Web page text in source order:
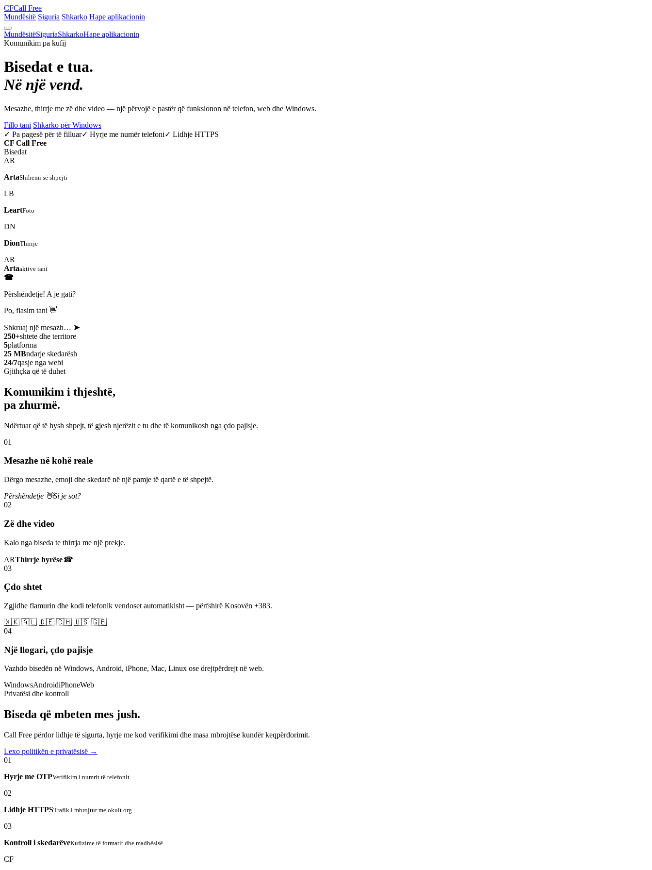
CFCall Free
Mundësitë Siguria Shkarko Hape aplikacionin
MundësitëSiguriaShkarkoHape aplikacionin
Komunikim pa kufij
Bisedat e tua.
Në një vend.
Mesazhe, thirrje me zë dhe video — një përvojë e pastër që funksionon në telefon, web dhe Windows.
Fillo tani Shkarko për Windows
✓ Pa pagesë për të filluar✓ Hyrje me numër telefoni✓ Lidhje HTTPS
CF Call Free
Bisedat
AR
ArtaShihemi së shpejti
LB
LeartFoto
DN
DionThirrje
AR
Artaaktive tani
☎
Përshëndetje! A je gati?
Po, flasim tani 👋
Shkruaj një mesazh… ➤
250+shtete dhe territore
5platforma
25 MBndarje skedarësh
24/7qasje nga webi
Gjithçka që të duhet
Komunikim i thjeshtë,
pa zhurmë.
Ndërtuar që të hysh shpejt, të gjesh njerëzit e tu dhe të komunikosh nga çdo pajisje.
01
Mesazhe në kohë reale
Dërgo mesazhe, emoji dhe skedarë në një pamje të qartë e të shpejtë.
Përshëndetje 👋Si je sot?
02
Zë dhe video
Kalo nga biseda te thirrja me një prekje.
ARThirrje hyrëse☎
03
Çdo shtet
Zgjidhe flamurin dhe kodi telefonik vendoset automatikisht — përfshirë Kosovën +383.
🇽🇰 🇦🇱 🇩🇪 🇨🇭 🇺🇸 🇬🇧
04
Një llogari, çdo pajisje
Vazhdo bisedën në Windows, Android, iPhone, Mac, Linux ose drejtpërdrejt në web.
WindowsAndroidiPhoneWeb
Privatësi dhe kontroll
Biseda që mbeten mes jush.
Call Free përdor lidhje të sigurta, hyrje me kod verifikimi dhe masa mbrojtëse kundër keqpërdorimit.
Lexo politikën e privatësisë →
01
Hyrje me OTPVerifikim i numrit të telefonit
02
Lidhje HTTPSTrafik i mbrojtur me okult.org
03
Kontroll i skedarëveKufizime të formatit dhe madhësisë
CF